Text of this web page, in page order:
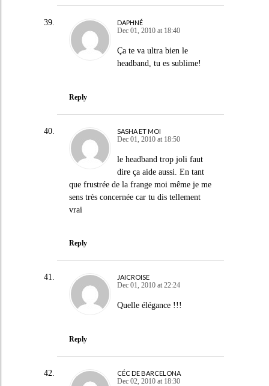
DAPHNÉ
Dec 01, 2010 at 18:40
Ça te va ultra bien le
headband, tu es sublime!
Reply
SASHA ET MOI
Dec 01, 2010 at 18:50
le headband trop joli faut
dire ça aide aussi. En tant
que frustrée de la frange moi même je me
sens très concernée car tu dis tellement
vrai
Reply
JAICROISE
Dec 01, 2010 at 22:24
Quelle élégance !!!
Reply
CÉC DE BARCELONA
Dec 02, 2010 at 18:30